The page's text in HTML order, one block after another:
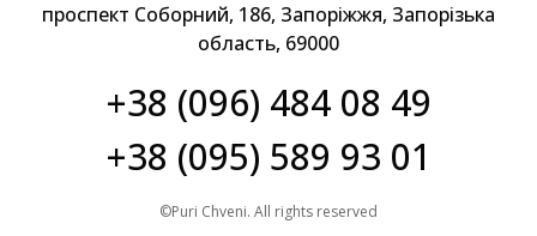
проспект Соборний, 186, Запоріжжя, Запорізька
область, 69000
+38 (096) 484 08 49
+38 (095) 589 93 01
©Puri Chveni. All rights reserved